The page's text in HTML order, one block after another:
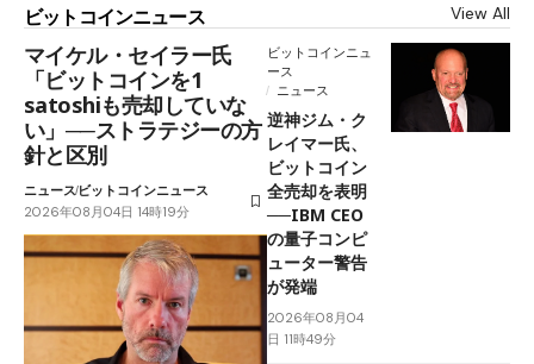
ビットコインニュース View All
マイケル・セイラー氏
「ビットコインを1
satoshiも売却していな
い」──ストラテジーの方
針と区別
ニュースビットコインニュース
2026年08月04日 14時19分
ビットコインニュ
ース
ニュース
逆神ジム・ク
レイマー氏、
ビットコイン
全売却を表明
──IBM CEO
の量子コンピ
ューター警告
が発端
2026年08月04
日 11時49分